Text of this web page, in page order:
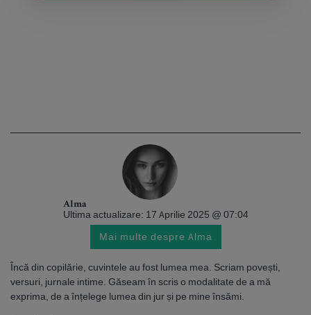
Alma
Ultima actualizare: 17 Aprilie 2025 @ 07:04
Mai multe despre Alma
Încă din copilărie, cuvintele au fost lumea mea. Scriam povești,
versuri, jurnale intime. Găseam în scris o modalitate de a mă
exprima, de a înțelege lumea din jur și pe mine însămi.